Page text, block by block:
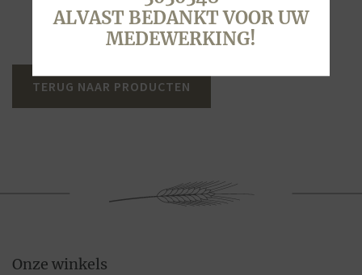
TERUG NAAR PRODUCTEN
Onze winkels
ALVAST BEDANKT VOOR UW
MEDEWERKING!